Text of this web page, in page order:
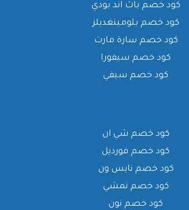
كود خصم باث اند بودي
كود خصم بلومينغديلز
كود خصم سارة مارت
كود خصم سيفورا
كود خصم سيفي
كود خصم شي ان
كود خصم فورديل
كود خصم نايس ون
كود خصم نمشي
كود خصم نون